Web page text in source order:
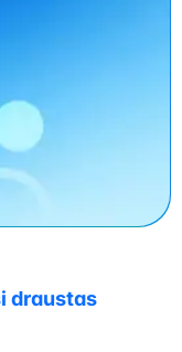
draustas